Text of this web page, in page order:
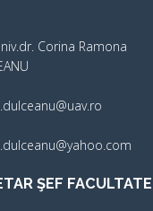
Corina Ramona
ŞEF